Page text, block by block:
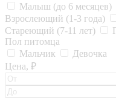
Малыш (до 6 месяцев)
Взрослеющий (1-3 года)
Стареющий (7-11 лет)
Пол питомца
Мальчик
Девочка
Цена, ₽